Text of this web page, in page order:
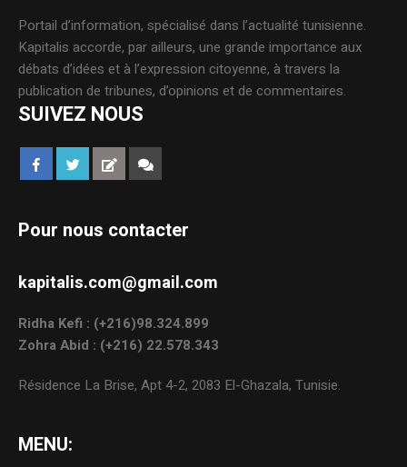
Portail d’information, spécialisé dans l’actualité tunisienne.
Kapitalis accorde, par ailleurs, une grande importance aux
débats d’idées et à l’expression citoyenne, à travers la
publication de tribunes, d’opinions et de commentaires.
SUIVEZ NOUS
Pour nous contacter
kapitalis.com@gmail.com
Ridha Kefi : (+216)98.324.899
Zohra Abid : (+216) 22.578.343
Résidence La Brise, Apt 4-2, 2083 El-Ghazala, Tunisie.
MENU: